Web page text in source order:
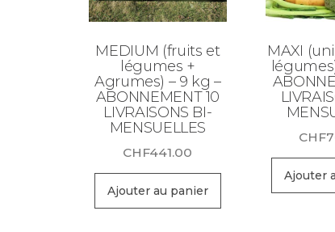
MEDIUM (fruits et
légumes +
Agrumes) – 9 kg –
ABONNEMENT 10
LIVRAISONS BI-
MENSUELLES
CHF441.00
Ajouter au panier
MAXI
CHF
Ajouter